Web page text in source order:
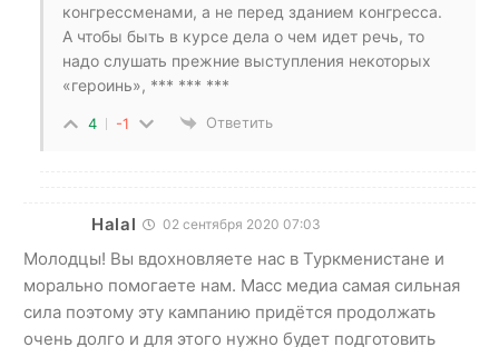
конгрессменами, а не перед зданием конгресса.
А чтобы быть в курсе дела о чем идет речь, то
надо слушать прежние выступления некоторых
«героинь», *** *** ***
4 -1 Ответить
Halal 02 сентября 2020 07:03
Молодцы! Вы вдохновляете нас в Туркменистане и
морально помогаете нам. Масс медиа самая сильная
сила поэтому эту кампанию придётся продолжать
очень долго и для этого нужно будет подготовить